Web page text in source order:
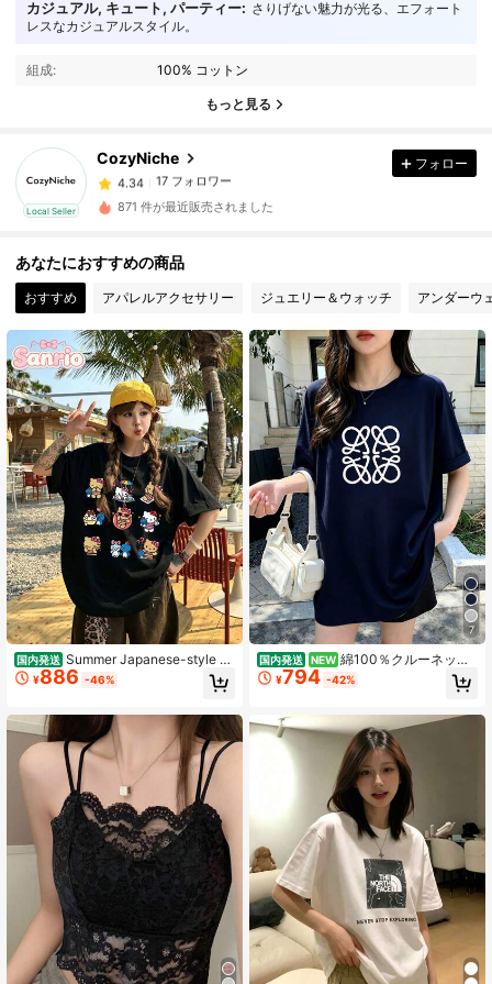
カジュアル, キュート, パーティー: さりげない魅力が光る、エフォート
レスなカジュアルスタイル。
組成: 100% コットン
もっと見る
Local Seller
CozyNiche
4.34 17 フォロワー
17 フォロワー
17 フォロワー
4.34
4.34 17 フォロワー
4.34 17 フォロワー
4.34 17 フォロワー
フォロー
871 件が最近販売されました
あなたにおすすめの商品
おすすめ アパレルアクセサリー ジュエリー＆ウォッチ アンダーウ
国内発送 Summer Japanese-style w
omen's cotton T-shirt, cute Sanrio s
un-tanned Hello Kitty print, sweet s
¥886 -46%
7
国内発送 NEW 綿100％クルーネック
プリント半袖Tシャツ、女性用新作夏
服、スタイリッシュなゆったりカジ
¥794 -42%